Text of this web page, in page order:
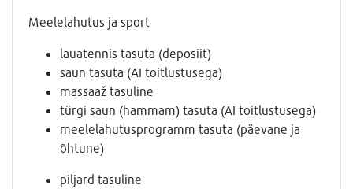
Meelelahutus ja sport
lauatennis tasuta (deposiit)
saun tasuta (AI toitlustusega)
massaaž tasuline
türgi saun (hammam) tasuta (AI toitlustusega)
meelelahutusprogramm tasuta (päevane ja
õhtune)
piljard tasuline